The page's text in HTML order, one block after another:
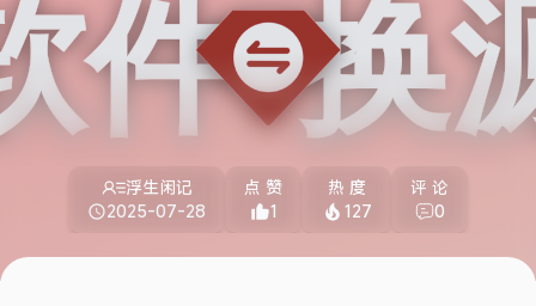
浮生闲记
2025-07-28
点 赞
1
热 度
127
评 论
0